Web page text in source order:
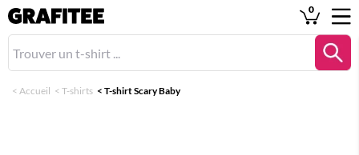
0
< Accueil < T-shirts < T-shirt Scary Baby